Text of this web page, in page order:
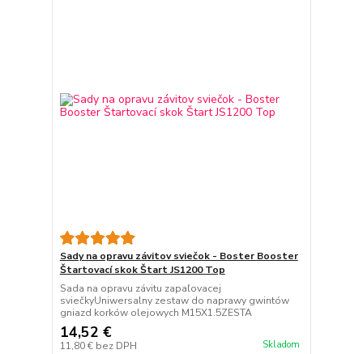
Sady na opravu závitov sviečok - Boster Booster
Štartovací skok Štart JS1200 Top
Sada na opravu závitu zapaľovacej
sviečkyUniwersalny zestaw do naprawy gwintów
gniazd korków olejowych M15X1.5ZESTA
14,52 €
11,80 € bez DPH Skladom